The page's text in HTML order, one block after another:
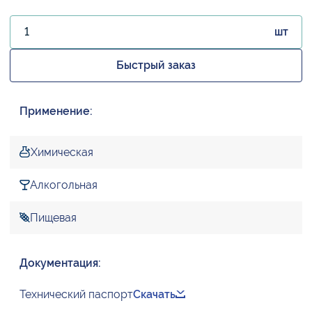
шт
Быстрый заказ
Применение:
Химическая
Алкогольная
Пищевая
Документация:
Технический паспортСкачать